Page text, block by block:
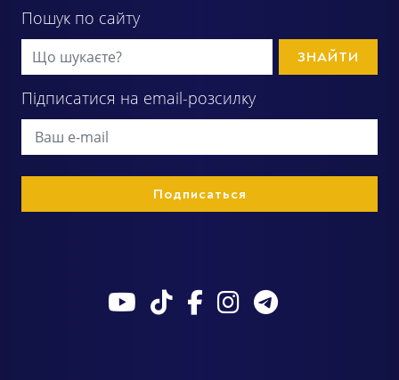
Пошук по сайту
ЗНАЙТИ
Підписатися на email-розсилку